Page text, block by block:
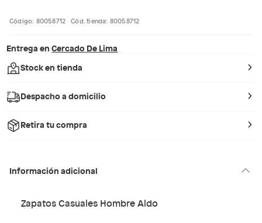
Código: 80058712 Cód. tienda: 80058712
Entrega en Cercado De Lima
Stock en tienda
Despacho a domicilio
Retira tu compra
Información adicional
Zapatos Casuales Hombre Aldo